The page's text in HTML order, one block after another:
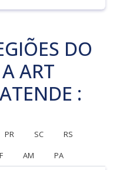
DO
ART
:
PR SC
RS
AM PA